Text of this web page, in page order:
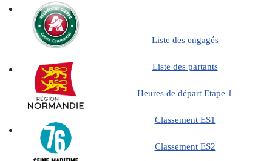
Liste des engagés
Liste des partants
Heures de départ Etape 1
Classement ES1
Classement ES2